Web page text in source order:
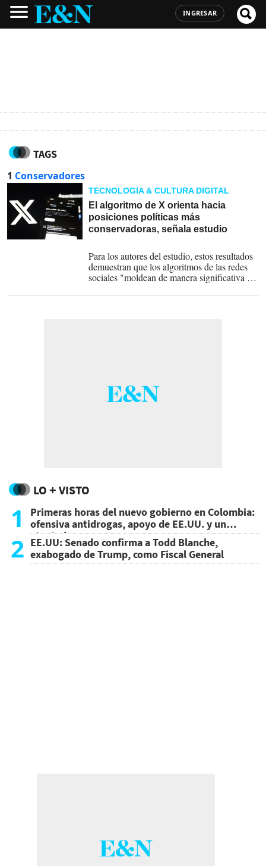
INGRESAR
TAGS
1 Conservadores
TECNOLOGÍA & CULTURA DIGITAL
El algoritmo de X orienta hacia
posiciones políticas más
conservadoras, señala estudio
Para los autores del estudio, estos resultados
demuestran que los algoritmos de las redes
sociales "moldean de manera significativa las
incluso después de eliminar la elección
LO + VISTO
1
Primeras horas del nuevo gobierno en Colombia:
ofensiva antidrogas, apoyo de EE.UU. y un
atentado
2 EE.UU: Senado confirma a Todd Blanche,
exabogado de Trump, como Fiscal General